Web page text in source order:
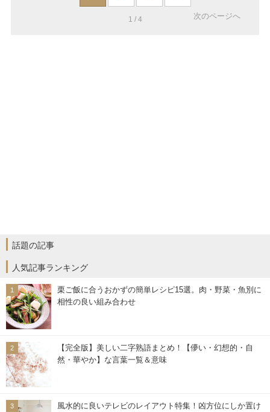
1 / 4 次のページへ
話題の記事
人気記事ランキング
栗ご飯に合うおかずの簡単レシピ15選。肉・野菜・魚別に
相性の良い組み合わせ
【完全版】美しい二字熟語まとめ！【儚い・幻想的・自
然・華やか】な言葉一覧＆意味
風水的に良いテレビのレイアウト特集！凶方位にしか置け